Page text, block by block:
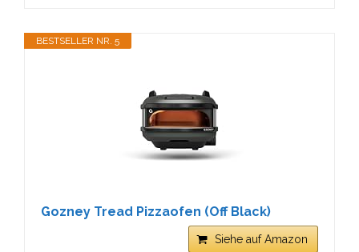
BESTSELLER NR. 5
Gozney Tread Pizzaofen (Off Black)
Siehe auf Amazon